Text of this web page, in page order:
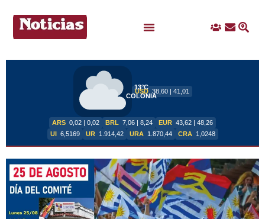
IngresoContacto
13°C
COLONIA
USD 38,60 | 41,01
ARS 0,02 | 0,02 BRL 7,06 | 8,24 EUR 43,62 | 48,26
UI 6,5169 UR 1.914,42 URA 1.870,44 CRA 1,0248